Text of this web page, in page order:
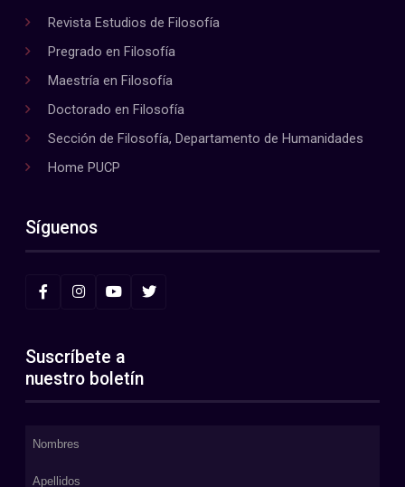
Revista Estudios de Filosofía
Pregrado en Filosofía
Maestría en Filosofía
Doctorado en Filosofía
Sección de Filosofía, Departamento de Humanidades
Home PUCP
Síguenos
Suscríbete a
nuestro boletín